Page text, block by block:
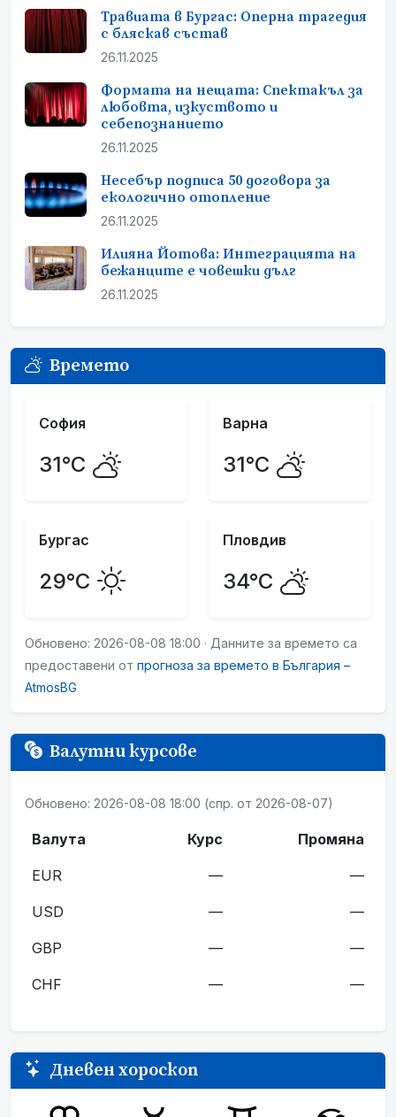
Травиата в Бургас: Оперна трагедия
с бляскав състав
26.11.2025
Формата на нещата: Спектакъл за
любовта, изкуството и
себепознанието
26.11.2025
Несебър подписа 50 договора за
екологично отопление
26.11.2025
Илияна Йотова: Интеграцията на
бежанците е човешки дълг
26.11.2025
Времето
София
31°C
Варна
31°C
Бургас
29°C
Пловдив
34°C
Обновено: 2026-08-08 18:00 · Данните за времето са
предоставени от прогноза за времето в България –
AtmosBG
Валутни курсове
Валута Курс Промяна
EUR — —
USD — —
GBP — —
CHF — —
Обновено: 2026-08-08 18:00 (спр. от 2026-08-07)
Дневен хороскоп